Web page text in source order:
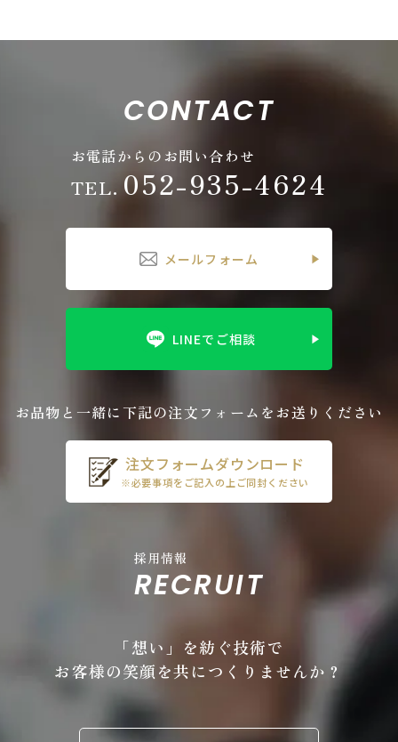
CONTACT
お電話からのお問い合わせ
TEL. 052-935-4624
メールフォーム
LINEでご相談
お品物と一緒に下記の注文フォームをお送りください
注文フォームダウンロード
※必要事項をご記入の上ご同封ください
採用情報
RECRUIT
「想い」を紡ぐ技術で
お客様の笑顔を共につくりませんか？